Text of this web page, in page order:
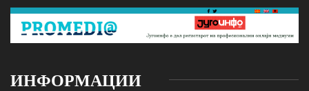
ИНФОРМАЦИИ